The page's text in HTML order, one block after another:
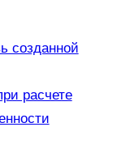
созданной
расчете